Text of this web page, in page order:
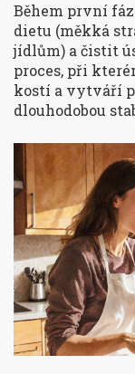
Během první
dietu (měkká
jídlům) a čistit
proces, při
kostí a vytváří
dlouhodobou